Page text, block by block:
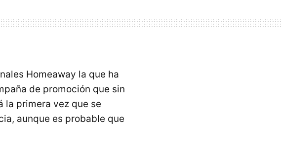
Homeaway la que ha
de promoción que sin
la primera vez que se
aunque es probable que